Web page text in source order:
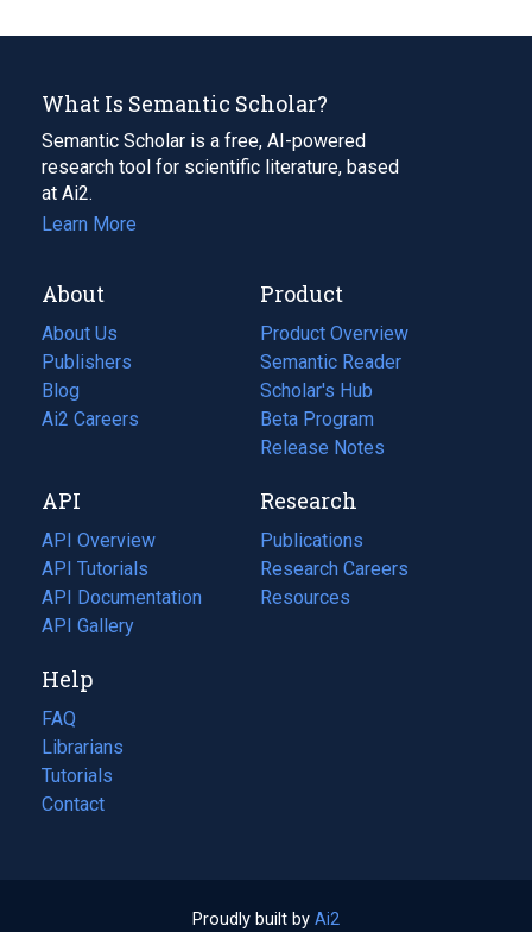
What Is Semantic Scholar?
Semantic Scholar is a free, AI-powered
research tool for scientific literature, based
at Ai2.
Learn More
About
About Us
Publishers
Blog
(opens
in
tab)
Ai2 Careers
(opens
new
tab)
Product
Product Overview
Semantic Reader
Scholar's Hub
Beta Program
Release Notes
API
API Overview
API Tutorials
API Documentation
(opens
in
new
tab)
API Gallery
Research
Publications
(opens
in
a
Research Careers
(opens
in
Resources
(opens
Help
FAQ
Librarians
Tutorials
Contact
Proudly built by Ai2